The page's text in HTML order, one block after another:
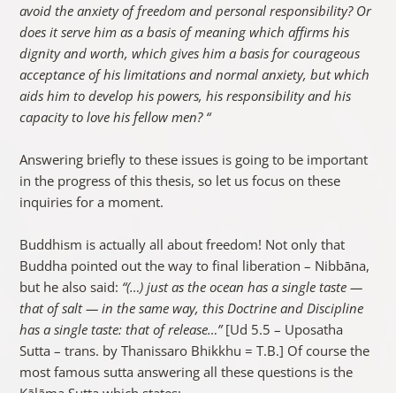
avoid the anxiety of freedom and personal responsibility? Or
does it serve him as a basis of meaning which affirms his
dignity and worth, which gives him a basis for courageous
acceptance of his limitations and normal anxiety, but which
aids him to develop his powers, his responsibility and his
capacity to love his fellow men? “
Answering briefly to these issues is going to be important
in the progress of this thesis, so let us focus on these
inquiries for a moment.
Buddhism is actually all about freedom! Not only that
Buddha pointed out the way to final liberation – Nibbāna,
but he also said: “(…) just as the ocean has a single taste —
that of salt — in the same way, this Doctrine and Discipline
has a single taste: that of release…”[Ud 5.5 – Uposatha
Sutta – trans. by Thanissaro Bhikkhu = T.B.] Of course the
most famous sutta answering all these questions is the